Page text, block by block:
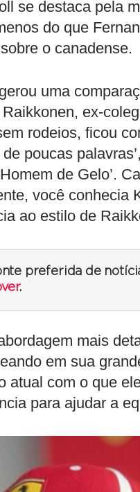
se destaca pela
do que
o canadense.
uma
ex-
rodeios, ficou
poucas
de Gelo’.
você conhecia
ao estilo de
preferida de
.
mais
em sua
atual com o que
para ajudar a